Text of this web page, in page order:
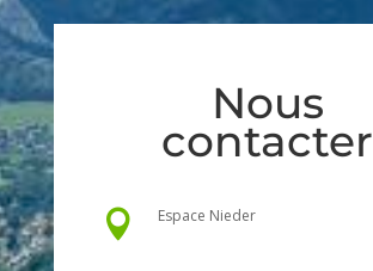
Nous
contacter
 Espace Nieder